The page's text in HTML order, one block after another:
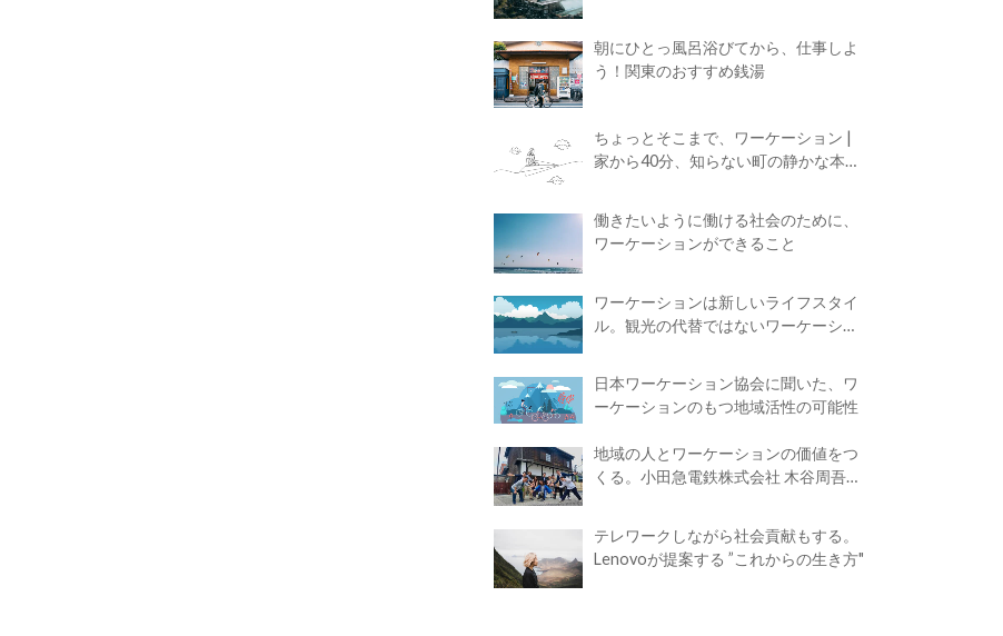
朝にひとっ風呂浴びてから、仕事しよ
う！関東のおすすめ銭湯
ちょっとそこまで、ワーケーション |
家から40分、知らない町の静かな本屋
働きたいように働ける社会のために、
ワーケーションができること
ワーケーションは新しいライフスタイ
ル。観光の代替ではないワーケーショ
日本ワーケーション協会に聞いた、ワ
ーケーションのもつ地域活性の可能性
地域の人とワーケーションの価値をつ
くる。小田急電鉄株式会社 木谷周吾さ
テレワークしながら社会貢献もする。
Lenovoが提案する ”これからの生き方"